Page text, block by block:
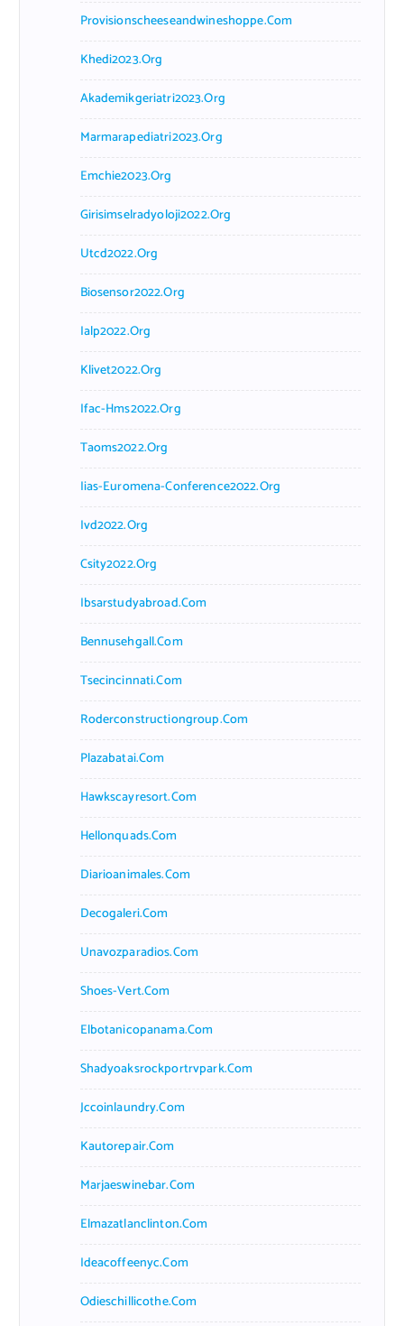
Provisionscheeseandwineshoppe.com
Khedi2023.org
Akademikgeriatri2023.org
Marmarapediatri2023.org
Emchie2023.org
Girisimselradyoloji2022.org
Utcd2022.org
Biosensor2022.org
Ialp2022.org
Klivet2022.org
Ifac-Hms2022.org
Taoms2022.org
Iias-Euromena-Conference2022.org
Ivd2022.org
Csity2022.org
Ibsarstudyabroad.com
Bennusehgall.com
Tsecincinnati.com
Roderconstructiongroup.com
Plazabatai.com
Hawkscayresort.com
Hellonquads.com
Diarioanimales.com
Decogaleri.com
Unavozparadios.com
Shoes-Vert.com
Elbotanicopanama.com
Shadyoaksrockportrvpark.com
Jccoinlaundry.com
Kautorepair.com
Marjaeswinebar.com
Elmazatlanclinton.com
Ideacoffeenyc.com
Odieschillicothe.com